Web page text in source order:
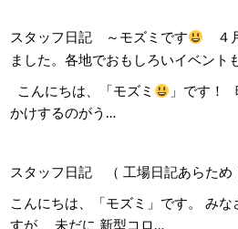
スタッフ日記 ～モズミです
４
ました。各地でおもしろいイベント
こんにちは、「モズミ
」です！
かけするのがう…
スタッフ日記 （ 工場日記あらため
こんにちは、「モズミ」です。 み
すが、 未だに 新型コロ…